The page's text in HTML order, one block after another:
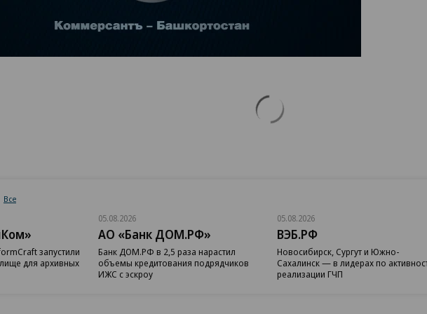
Все
запустили
для архивных
05.08.2026
АО «Банк ДОМ.РФ»
Банк ДОМ.РФ в 2,5 раза нарастил
объемы кредитования подрядчиков
ИЖС с эскроу
05.08.2026
ВЭБ.РФ
Новосибирск, Сургут и Южно-
Сахалинск — в лидерах по
реализации ГЧП